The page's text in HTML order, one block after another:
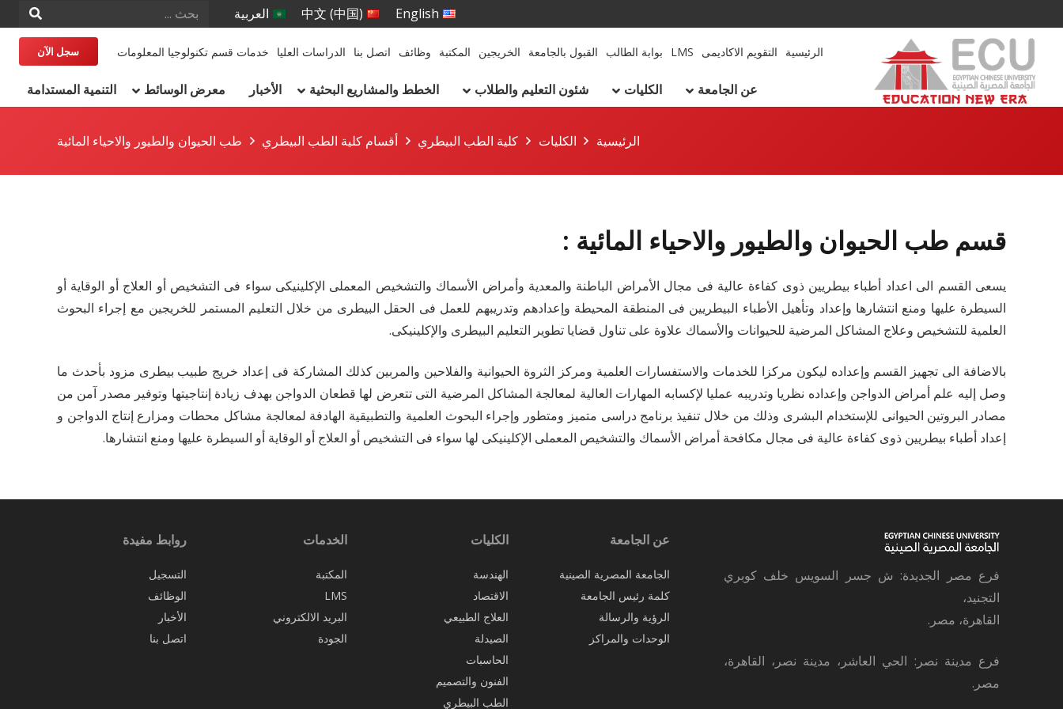
English
中文 (中国) العربية
الرئيسية التقويم الاكاديمى LMS بوابة الطالب القبول بالجامعة الخريجين المكتبة وظائف اتصل بنا الدراسات العليا خدمات قسم تكنولوجيا المعلومات سجل الآن
عن الجامعة الكليات شئون التعليم والطلاب الخطط والمشاريع البحثية الأخبار معرض الوسائط التنمية المستدامة
الرئيسية الكليات كلية الطب البيطري أقسام كلية الطب البيطري طب الحيوان والطيور والاحياء المائية
قسم طب الحيوان والطيور والاحياء المائية :
يسعى القسم الى اعداد أطباء بيطريين ذوى كفاءة عالية فى مجال الأمراض الباطنة والمعدية وأمراض الأسماك والتشخيص المعملى الإكلينيكى سواء فى التشخيص أو العلاج أو الوقاية أو
السيطرة عليها ومنع انتشارها وإعداد وتأهيل الأطباء البيطريين فى المنطقة المحيطة وإعدادهم وتدريبهم للعمل فى الحقل البيطرى من خلال التعليم المستمر للخريجين مع إجراء البحوث
العلمية للتشخيص وعلاج المشاكل المرضية للحيوانات والأسماك علاوة على تناول قضايا تطوير التعليم البيطرى والإكلينيكى.
بالاضافة الى تجهيز القسم وإعداده ليكون مركزا للخدمات والاستفسارات العلمية ومركز الثروة الحيوانية والفلاحين والمربين كذلك المشاركة فى إعداد خريج طبيب بيطرى مزود بأحدث ما
وصل إليه علم أمراض الدواجن وإعداده نظريا وتدريبه عمليا لإكسابه المهارات العالية لمعالجة المشاكل المرضية التى تتعرض لها قطعان الدواجن بهدف زيادة إنتاجيتها وتوفير مصدر آمن من
مصادر البروتين الحيوانى للإستخدام البشرى وذلك من خلال تنفيذ برنامج دراسى متميز ومتطور وإجراء البحوث العلمية والتطبيقية الهادفة لمعالجة مشاكل محطات ومزارع إنتاج الدواجن و
إعداد أطباء بيطريين ذوى كفاءة عالية فى مجال مكافحة أمراض الأسماك والتشخيص المعملى الإكلينيكى لها سواء فى التشخيص أو العلاج أو الوقاية أو السيطرة عليها ومنع انتشارها.
فرع مصر الجديدة: ش جسر السويس خلف كوبري
التجنيد،
القاهرة، مصر.
فرع مدينة نصر: الحي العاشر، مدينة نصر، القاهرة،
مصر.
عن الجامعة
الجامعة المصرية الصينية
كلمة رئيس الجامعة
الرؤية والرسالة
الوحدات والمراكز
الكليات
الهندسة
الاقتصاد
العلاج الطبيعي
الصيدلة
الحاسبات
الفنون والتصميم
الطب البيطري
الخدمات
المكتبة
LMS
البريد الالكتروني
الجودة
روابط مفيدة
التسجيل
الوظائف
الأخبار
اتصل بنا